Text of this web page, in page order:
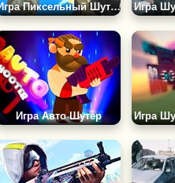
Игра Пиксельный Шутер 3
Игра Авто Шутер